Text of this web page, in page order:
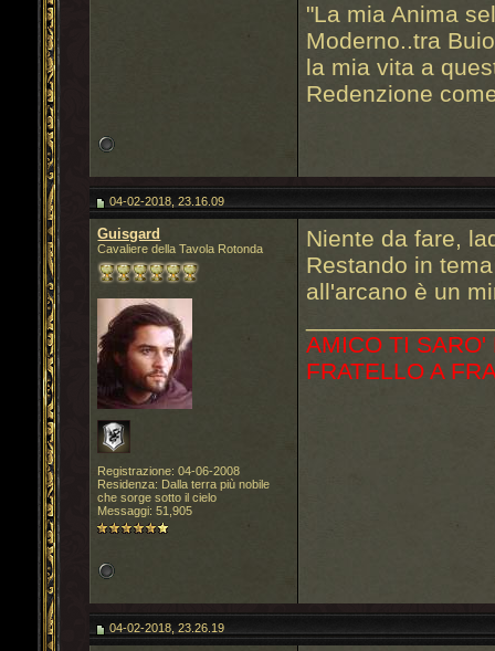
"La mia Anima
Moderno..tra
la mia vita a
Redenzione
04-02-2018, 23.16.09
Guisgard
Cavaliere della Tavola Rotonda
Registrazione: 04-06-2008
Residenza: Dalla terra più nobile
che sorge sotto il cielo
Messaggi: 51,905
Niente da fare,
Restando in
all'arcano è un
AMICO TI SARO'
FRATELLO A
04-02-2018, 23.26.19